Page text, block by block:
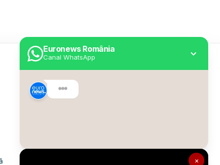
×
Euronews România
Canal WhatsApp
Despre Euronews